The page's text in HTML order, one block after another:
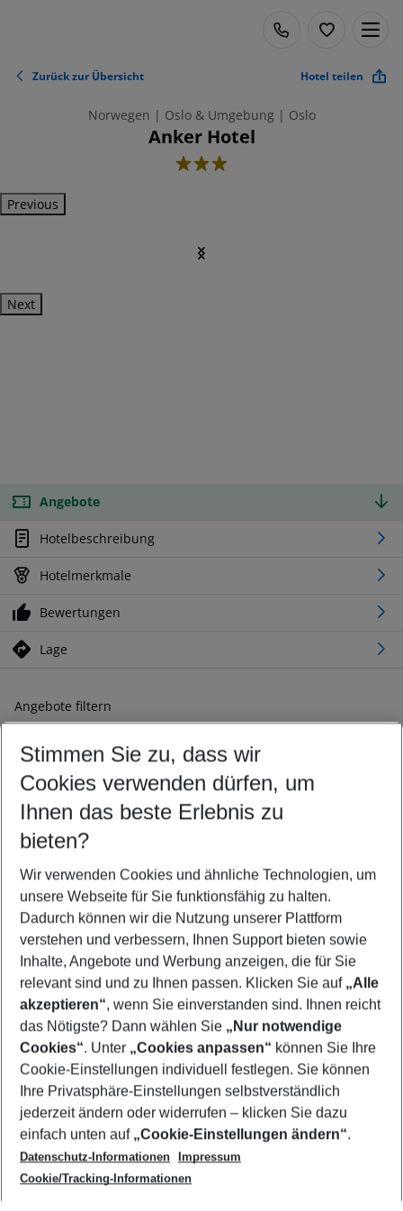
Zurück zur Übersicht Hotel teilen
Norwegen | Oslo & Umgebung | Oslo
Anker Hotel
3
Previous
Next
Angebote
Hotelbeschreibung
Hotelmerkmale
Bewertungen
Lage
Angebote filtern
Ändern Sie Ihre Kriterien nach Ihren Wünschen
Abflughafen wählen
Beliebiger Abflughafen
Reisezeitraum wählen
09.08.26– 07.08.27 5-8 Nächte
2 Erwachsene Keine Kinder
Mehr Filter anzeigen
Footer
Footer navigation
Über uns
AGB
Cookie-Einstellungen ändern
Cookie-Richtlinie
Datenschutz
Service & Hilfe
Barrierefreies Reisen
Check-in
Folgen Sie uns
Stimmen Sie zu, dass wir
Cookies verwenden dürfen, um
Ihnen das beste Erlebnis zu
bieten?
Wir verwenden Cookies und ähnliche Technologien, um
unsere Webseite für Sie funktionsfähig zu halten.
Dadurch können wir die Nutzung unserer Plattform
verstehen und verbessern, Ihnen Support bieten sowie
Inhalte, Angebote und Werbung anzeigen, die für Sie
relevant sind und zu Ihnen passen. Klicken Sie auf „Alle
akzeptieren“, wenn Sie einverstanden sind. Ihnen reicht
das Nötigste? Dann wählen Sie „Nur notwendige
Cookies“. Unter „Cookies anpassen“ können Sie Ihre
Cookie-Einstellungen individuell festlegen. Sie können
Ihre Privatsphäre-Einstellungen selbstverständlich
jederzeit ändern oder widerrufen – klicken Sie dazu
einfach unten auf „Cookie-Einstellungen ändern“.
Datenschutz-Informationen
Impressum
Cookie/Tracking-Informationen